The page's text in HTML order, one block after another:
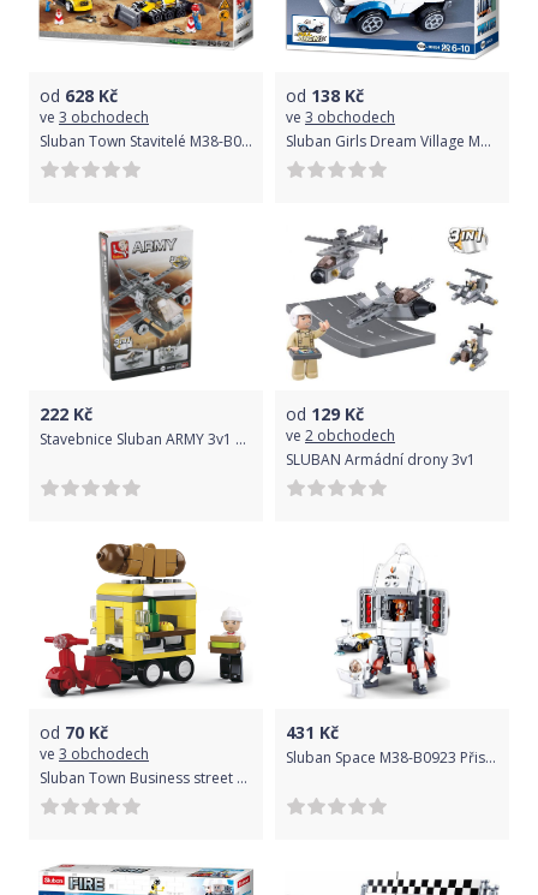
od 628 Kč
ve 3 obchodech
Sluban Town Stavitelé M38-B0810 Staveniště
od 138 Kč
ve 3 obchodech
Sluban Girls Dream Village M38-B0824 Natahovací auto policejní hlídky
222 Kč
Stavebnice Sluban ARMY 3v1 Vrtulník
od 129 Kč
ve 2 obchodech
SLUBAN Armádní drony 3v1
od 70 Kč
ve 3 obchodech
Sluban Town Business street M38-B0565 Hot-dog vůz
431 Kč
Sluban Space M38-B0923 Přistávací modul expedice Saturn